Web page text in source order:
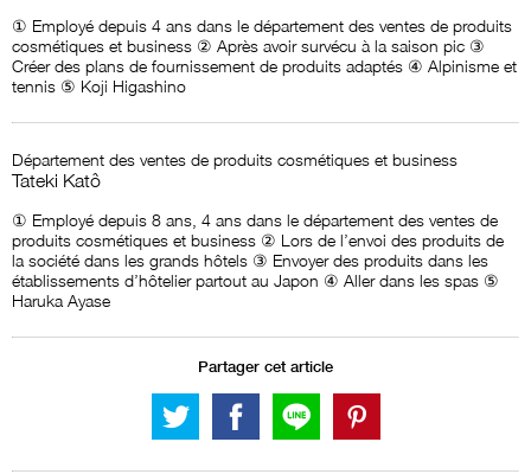
① Employé depuis 4 ans dans le département des ventes de produits
cosmétiques et business ② Après avoir survécu à la saison pic ③
Créer des plans de fournissement de produits adaptés ④ Alpinisme et
tennis ⑤ Koji Higashino
Département des ventes de produits cosmétiques et business
Tateki Katô
① Employé depuis 8 ans, 4 ans dans le département des ventes de
produits cosmétiques et business ② Lors de l’envoi des produits de
la société dans les grands hôtels ③ Envoyer des produits dans les
établissements d’hôtelier partout au Japon ④ Aller dans les spas ⑤
Haruka Ayase
Partager cet article